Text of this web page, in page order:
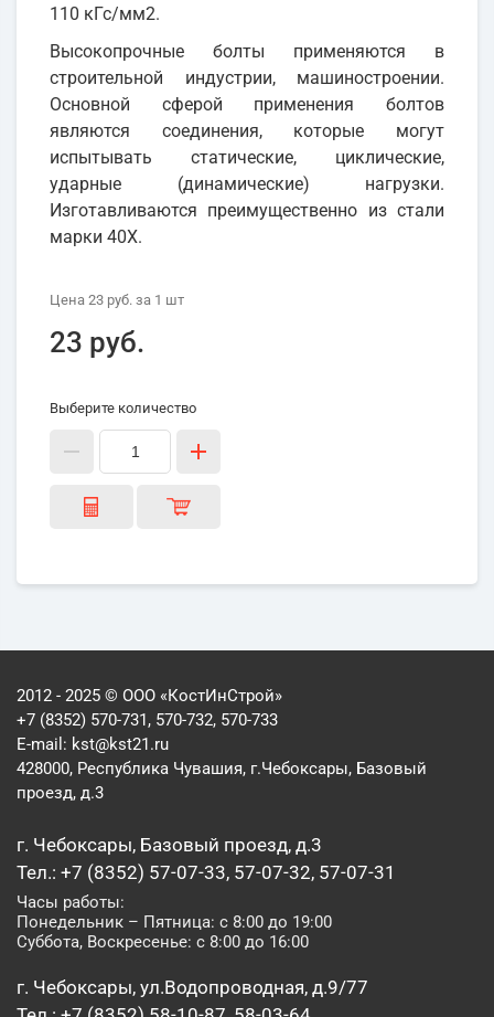
110 кГс/мм2.
Высокопрочные болты применяются в
строительной индустрии, машиностроении.
Основной сферой применения болтов
являются соединения, которые могут
испытывать статические, циклические,
ударные (динамические) нагрузки.
Изготавливаются преимущественно из стали
марки 40Х.
Цена 23 руб. за 1 шт
23 руб.
Выберите количество
2012 - 2025 © ООО «КостИнСтрой»
+7 (8352) 570-731, 570-732, 570-733
E-mail: kst@kst21.ru
428000, Республика Чувашия, г.Чебоксары, Базовый
проезд, д.3
г. Чебоксары, Базовый проезд, д.3
Тел.: +7 (8352) 57-07-33, 57-07-32, 57-07-31
Часы работы:
Понедельник – Пятница: с 8:00 до 19:00
Суббота, Воскресенье: с 8:00 до 16:00
г. Чебоксары, ул.Водопроводная, д.9/77